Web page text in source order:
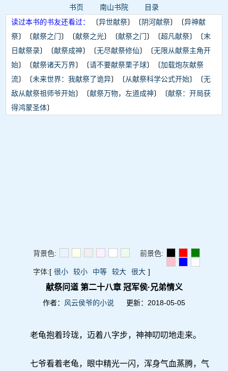
书页 南山书院
目录
读过本书的书友还看过：
〔异世献祭〕〔阴河献祭〕〔异神献
祭〕〔献祭之门〕〔献祭之光〕〔献祭之门〕〔超凡献祭〕〔末
日献祭录〕〔献祭成神〕〔无尽献祭修仙〕〔无限从献祭主角开
始〕〔献祭诸天万界〕〔请不要献祭栗子球〕〔加载炮灰献祭
流〕〔未来世界：我献祭了诡异〕〔从献祭科学公式开始〕〔无
敌从献祭祖师爷开始〕〔献祭万物，左道成神〕〔献祭：开局获
得鸿蒙圣体〕
背景色: 前景色:
字体:[ 很小 较小 中等 较大 很大 ]
献祭问道 第二十八章 冠军侯·兄弟情义
作者： 风云侯爷的小说 更新：2018-05-05
老龟抱着玲珑，迈着八字步，神神叨叨地走来。
七爷看着老龟，眼中精光一闪，浑身气血蒸腾，气